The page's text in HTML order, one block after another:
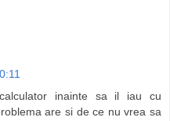
inainte sa il iau cu
are si de ce nu vrea sa